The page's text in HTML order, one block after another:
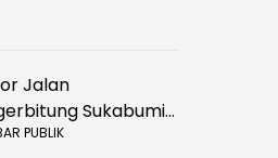
Jalan
Sukabumi
Bahaya Bagi
PUBLIK